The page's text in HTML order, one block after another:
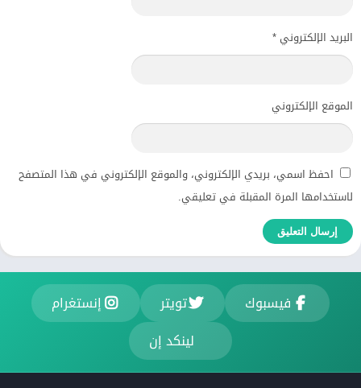
البريد الإلكتروني *
الموقع الإلكتروني
احفظ اسمي، بريدي الإلكتروني، والموقع الإلكتروني في هذا المتصفح
لاستخدامها المرة المقبلة في تعليقي.
فيسبوك تويتر
إنستغرام
لينكد إن